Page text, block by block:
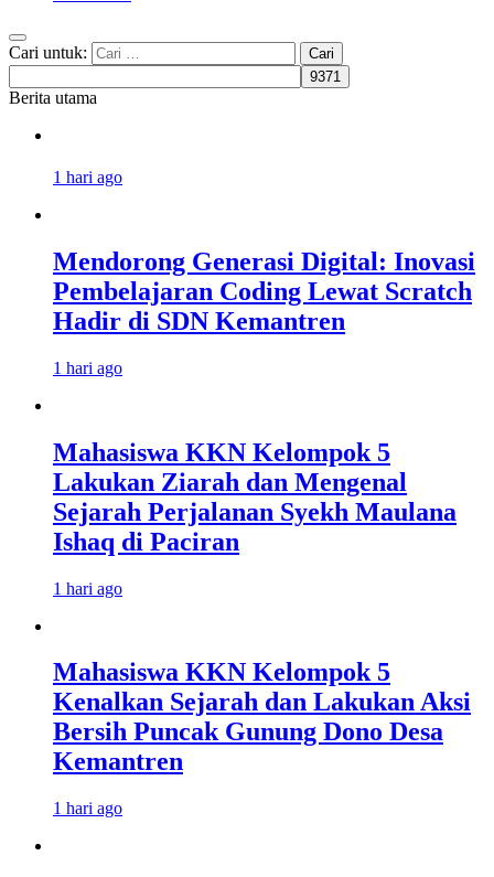
Cari untuk:
Berita utama
1 hari ago
Mendorong Generasi Digital: Inovasi
Pembelajaran Coding Lewat Scratch
Hadir di SDN Kemantren
1 hari ago
Mahasiswa KKN Kelompok 5
Lakukan Ziarah dan Mengenal
Sejarah Perjalanan Syekh Maulana
Ishaq di Paciran
1 hari ago
Mahasiswa KKN Kelompok 5
Kenalkan Sejarah dan Lakukan Aksi
Bersih Puncak Gunung Dono Desa
Kemantren
1 hari ago